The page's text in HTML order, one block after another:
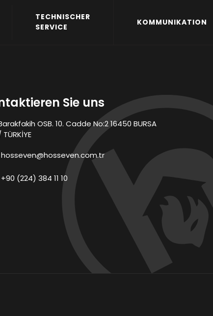
TECHNISCHER
SERVICE
KOMMUNIKATION
Sie uns
OSB. 10. Cadde No:2 16450 BURSA
TÜRKİYE
hosseven@hosseven.com.tr
+90 (224) 384 11 10